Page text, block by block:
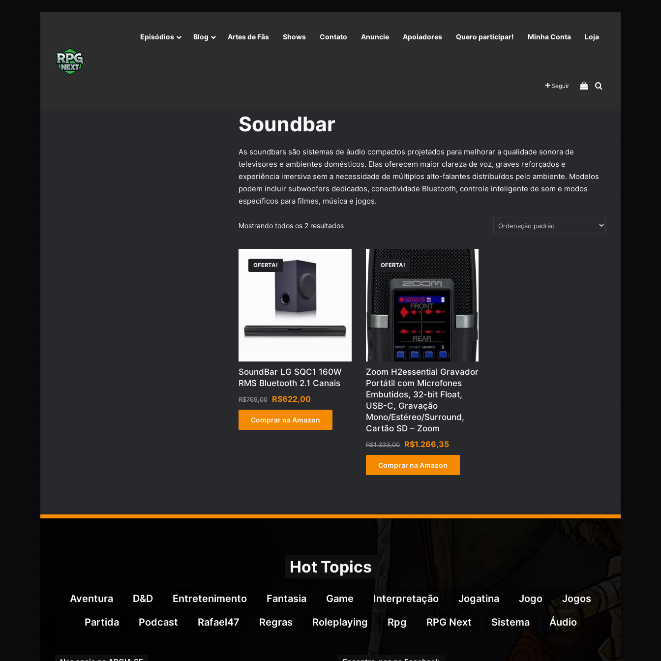
Episódios Blog Artes de Fãs Shows Contato Anuncie Apoiadores Quero participar! Minha Conta Loja
Seguir Veja seu carrinho
Procurar por
Soundbar
As soundbars são sistemas de áudio compactos projetados para melhorar a qualidade sonora de
televisores e ambientes domésticos. Elas oferecem maior clareza de voz, graves reforçados e
experiência imersiva sem a necessidade de múltiplos alto-falantes distribuídos pelo ambiente. Modelos
podem incluir subwoofers dedicados, conectividade Bluetooth, controle inteligente de som e modos
específicos para filmes, música e jogos.
Mostrando todos os 2 resultados
OFERTA!
SoundBar LG SQC1 160W
RMS Bluetooth 2.1 Canais
R$769,00
O
preço
original
era:
R$622,00O
preço
atual
é:
Comprar na Amazon
OFERTA!
Zoom H2essential Gravador
Portátil com Microfones
Embutidos, 32-bit Float,
USB-C, Gravação
Mono/Estéreo/Surround,
Cartão SD – Zoom
R$1.333,00
O
preço
original
era:
R$1.266,35O
preço
é:
Comprar na Amazon
Hot Topics
Aventura D&D Entretenimento Fantasia Game Interpretação Jogatina Jogo
Jogos
Partida
Podcast Rafael47 Regras Roleplaying Rpg RPG Next Sistema Áudio